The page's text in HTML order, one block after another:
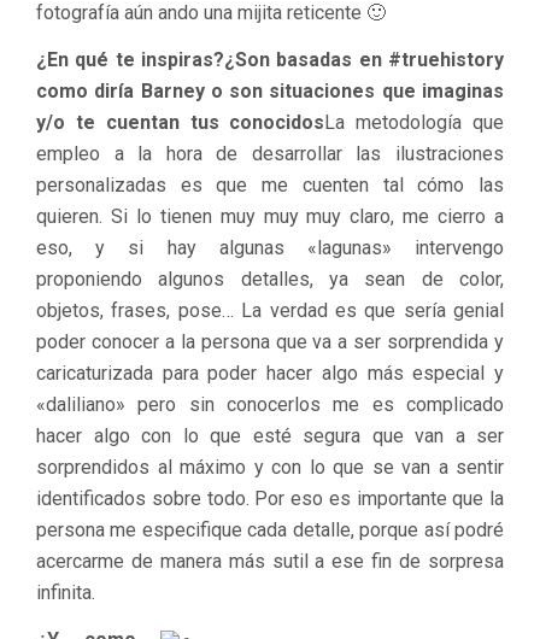
fotografía aún ando una mijita reticente 🙂
¿En qué te inspiras?¿Son basadas en #truehistory
como diría Barney o son situaciones que imaginas
y/o te cuentan tus conocidos La metodología que
empleo a la hora de desarrollar las ilustraciones
personalizadas es que me cuenten tal cómo las
quieren. Si lo tienen muy muy muy claro, me cierro a
eso, y si hay algunas «lagunas» intervengo
proponiendo algunos detalles, ya sean de color,
objetos, frases, pose… La verdad es que sería genial
poder conocer a la persona que va a ser sorprendida y
caricaturizada para poder hacer algo más especial y
«daliliano» pero sin conocerlos me es complicado
hacer algo con lo que esté segura que van a ser
sorprendidos al máximo y con lo que se van a sentir
identificados sobre todo. Por eso es importante que la
persona me especifique cada detalle, porque así podré
acercarme de manera más sutil a ese fin de sorpresa
infinita.